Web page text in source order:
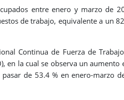
entre enero y marzo de
de trabajo, equivalente a un
Continua de Fuerza de
en la cual se observa un
de 53.4 % en enero-marzo